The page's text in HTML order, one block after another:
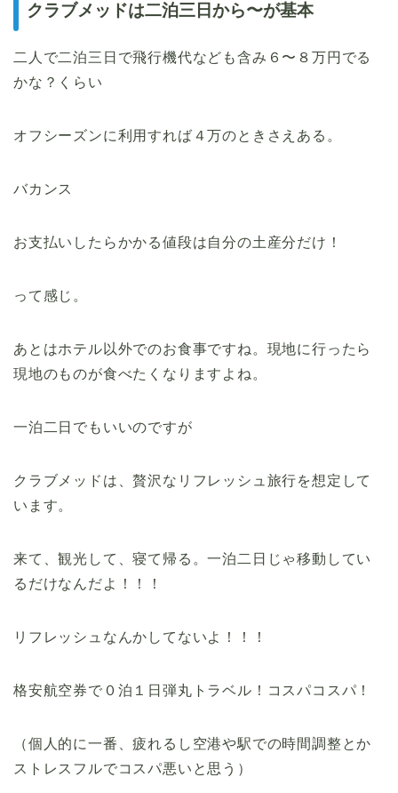
クラブメッドは二泊三日から〜が基本
二人で二泊三日で飛行機代なども含み６〜８万円でる
かな？くらい
オフシーズンに利用すれば４万のときさえある。
バカンス
お支払いしたらかかる値段は自分の土産分だけ！
って感じ。
あとはホテル以外でのお食事ですね。現地に行ったら
現地のものが食べたくなりますよね。
一泊二日でもいいのですが
クラブメッドは、贅沢なリフレッシュ旅行を想定して
います。
来て、観光して、寝て帰る。一泊二日じゃ移動してい
るだけなんだよ！！！
リフレッシュなんかしてないよ！！！
格安航空券で０泊１日弾丸トラベル！コスパコスパ！
（個人的に一番、疲れるし空港や駅での時間調整とか
ストレスフルでコスパ悪いと思う）